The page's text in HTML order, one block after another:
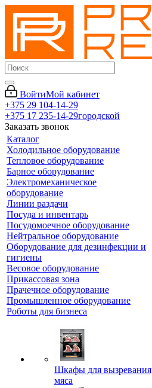
ВойтиМой кабинет
+375 29 104-14-29
+375 17 235-14-29городской
Заказать звонок
Каталог
Холодильное оборудование
Тепловое оборудование
Барное оборудование
Электромеханическое
оборудование
Линии раздачи
Посуда и инвентарь
Посудомоечное оборудование
Нейтральное оборудование
Оборудование для дезинфекции и
гигиены
Весовое оборудование
Прикассовая зона
Прачечное оборудование
Промышленное оборудование
Роботы для бизнеса
Шкафы для вызревания
мяса